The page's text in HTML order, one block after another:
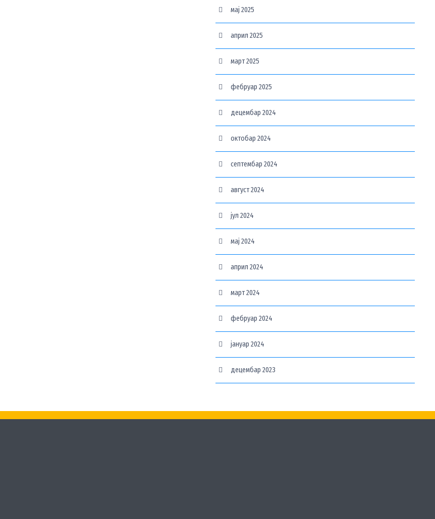
мај 2025
април 2025
март 2025
фебруар 2025
децембар 2024
октобар 2024
септембар 2024
август 2024
јул 2024
мај 2024
април 2024
март 2024
фебруар 2024
јануар 2024
децембар 2023